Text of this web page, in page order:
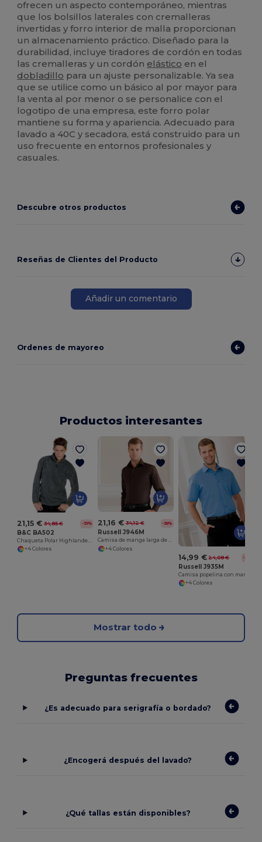
ofrecen un aspecto contemporáneo, mientras
que los bolsillos laterales con cremalleras
invertidas y forro interior de malla proporcionan
un almacenamiento práctico. Diseñado para la
durabilidad, incluye tiradores de cordón en todas
las cremalleras y un cordón elástico en el
dobladillo para un ajuste personalizable. Ya sea
que se utilice como un básico al por mayor para
la venta al por menor o se personalice con el
logotipo de una empresa, este forro polar
mantiene su forma y apariencia. Adecuado para
lavado a 40C y secadora, está construido para un
uso frecuente en entornos profesionales y
casuales.
Descubre otros productos
Reseñas de Clientes del Producto
Añadir un comentario
Ordenes de mayoreo
Productos interesantes
21,15 € 34,85 € -39%
B&C BA502
+4 Colores
21,16 € 34,12 € -38%
Russell J946M
Camisa de manga larga de fácil cuidado
+4 Colores
14,99 € 24,08 € -38%
Russell J935M
+4 Colores
Mostrar todo
Preguntas frecuentes
¿Es adecuado para serigrafía o bordado?
¿Encogerá después del lavado?
¿Qué tallas están disponibles?